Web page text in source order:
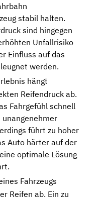
stabil halten.
sind hingegen
Unfallrisiko
Einfluss auf das
werden.
hängt
Reifendruck ab.
Fahrgefühl schnell
führt zu hoher
Auto härter auf der
optimale Lösung
Fahrzeugs
Reifen ab. Ein zu